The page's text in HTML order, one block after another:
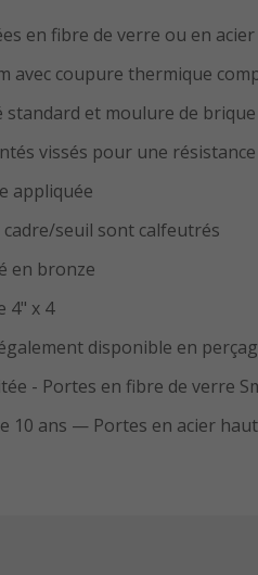
en fibre de verre ou en acier
avec coupure thermique
standard et moulure de
vissés pour une
appliquée
seuil sont calfeutrés
en bronze
4" x 4
disponible en
- Portes en fibre de verre
10 ans — Portes en acier